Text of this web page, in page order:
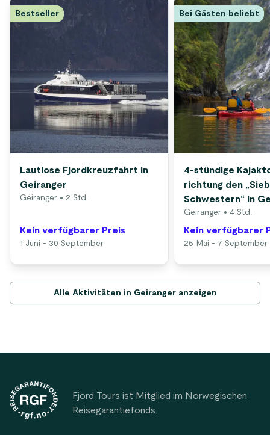
Bestseller
Lautlose Fjordkreuzfahrt in
Geiranger
Geiranger • 2 Std.
Kein verfügbarer Preis
1 Juni - 30 September
Bei Gästen beliebt
4-stündige
richtung den
Schwestern“ in
Geiranger • 4 Std.
Kein verfügbarer
25 Mai - 7 September
Alle Aktivitäten in Geiranger anzeigen
Fjord Tours ist Mitglied im Norwegischen
Reisegarantiefonds.